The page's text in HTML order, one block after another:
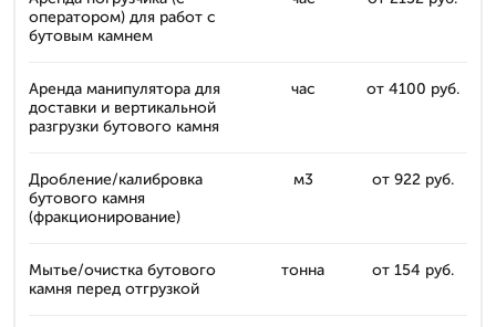
оператором) для работ с
бутовым камнем
Аренда манипулятора для
доставки и вертикальной
разгрузки бутового камня
час от 4100 руб.
Дробление/калибровка
бутового камня
(фракционирование)
м3 от 922 руб.
Мытье/очистка бутового
камня перед отгрузкой
тонна от 154 руб.